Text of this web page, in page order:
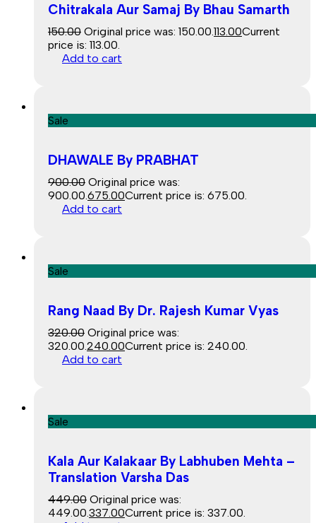
Chitrakala Aur Samaj By Bhau Samarth
150.00 Original price was: ₹150.00. 113.00Current
price is: ₹113.00.
Add to cart
Sale
DHAWALE By PRABHAT
900.00 Original price was:
₹900.00. 675.00Current price is: ₹675.00.
Add to cart
Sale
Rang Naad By Dr. Rajesh Kumar Vyas
320.00 Original price was:
₹320.00. 240.00Current price is: ₹240.00.
Add to cart
Sale
Kala Aur Kalakaar By Labhuben Mehta –
Translation Varsha Das
449.00 Original price was:
₹449.00. 337.00Current price is: ₹337.00.